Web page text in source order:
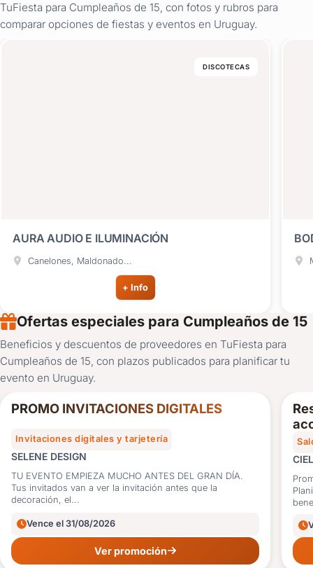
TuFiesta para Cumpleaños de 15, con fotos y rubros para
comparar opciones de fiestas y eventos en Uruguay.
DISCOTECAS
AURA AUDIO E ILUMINACIÓN
Canelones, Maldonado...
+ Info
Ofertas especiales para Cumpleaños de 15
Beneficios y descuentos de proveedores en TuFiesta para
Cumpleaños de 15, con plazos publicados para planificar tu
evento en Uruguay.
10%
OFF
PROMO INVITACIONES DIGITALES
Invitaciones digitales y tarjetería
SELENE DESIGN
TU EVENTO EMPIEZA MUCHO ANTES DEL GRAN DÍA.
Tus invitados van a ver la invitación antes que la
decoración, el...
Vence el 31/08/2026
Ver promoción